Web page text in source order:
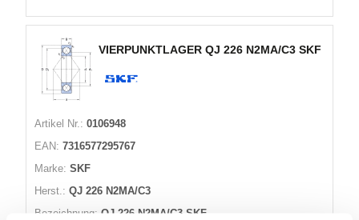
VIERPUNKTLAGER QJ 226 N2MA/C3 SKF
Artikel Nr.: 0106948
EAN: 7316577295767
Marke: SKF
Herst.: QJ 226 N2MA/C3
Bezeichnung: QJ 226 N2MA/C3 SKF